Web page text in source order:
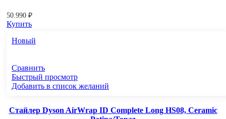
50.990 ₽
Купить
Новый
Сравнить
Быстрый просмотр
Добавить в список желаний
Стайлер Dyson AirWrap ID Complete Long HS08, Ceramic